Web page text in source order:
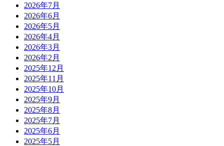
2026年7月
2026年6月
2026年5月
2026年4月
2026年3月
2026年2月
2025年12月
2025年11月
2025年10月
2025年9月
2025年8月
2025年7月
2025年6月
2025年5月